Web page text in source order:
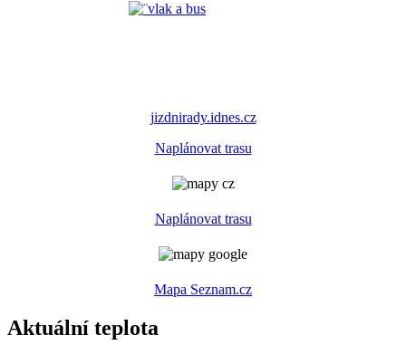
jizdnirady.idnes.cz
Naplánovat trasu
Naplánovat trasu
Mapa Seznam.cz
Aktuální teplota